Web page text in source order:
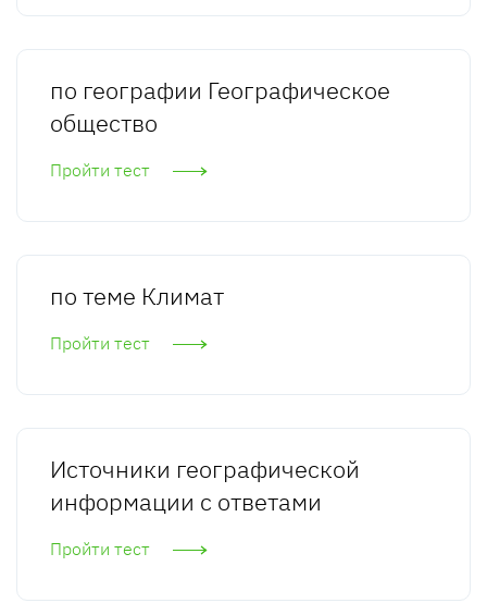
по географии Географическое
общество
Пройти тест
по теме Климат
Пройти тест
Источники географической
информации с ответами
Пройти тест